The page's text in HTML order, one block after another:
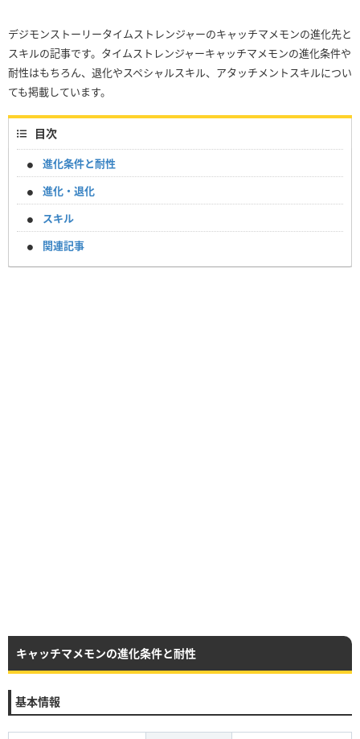
デジモンストーリータイムストレンジャーのキャッチマメモンの進化先と
スキルの記事です。タイムストレンジャーキャッチマメモンの進化条件や
耐性はもちろん、退化やスペシャルスキル、アタッチメントスキルについ
ても掲載しています。
目次
進化条件と耐性
進化・退化
スキル
関連記事
キャッチマメモンの進化条件と耐性
基本情報